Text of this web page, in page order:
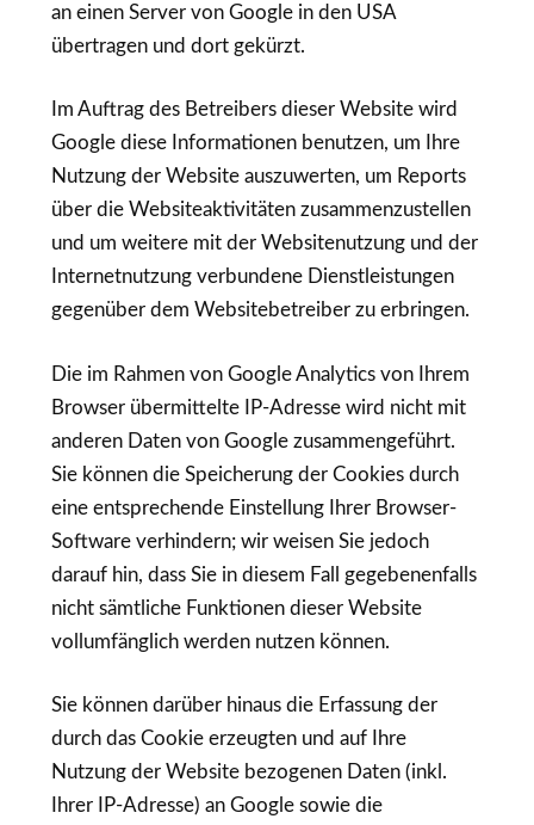
an einen Server von Google in den USA
übertragen und dort gekürzt.
Im Auftrag des Betreibers dieser Website wird
Google diese Informationen benutzen, um Ihre
Nutzung der Website auszuwerten, um Reports
über die Websiteaktivitäten zusammenzustellen
und um weitere mit der Websitenutzung und der
Internetnutzung verbundene Dienstleistungen
gegenüber dem Websitebetreiber zu erbringen.
Die im Rahmen von Google Analytics von Ihrem
Browser übermittelte IP-Adresse wird nicht mit
anderen Daten von Google zusammengeführt.
Sie können die Speicherung der Cookies durch
eine entsprechende Einstellung Ihrer Browser-
Software verhindern; wir weisen Sie jedoch
darauf hin, dass Sie in diesem Fall gegebenenfalls
nicht sämtliche Funktionen dieser Website
vollumfänglich werden nutzen können.
Sie können darüber hinaus die Erfassung der
durch das Cookie erzeugten und auf Ihre
Nutzung der Website bezogenen Daten (inkl.
Ihrer IP-Adresse) an Google sowie die